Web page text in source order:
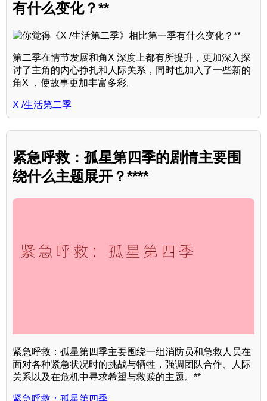
有什么变化？**
第二季在情节发展和角X 深度上都有所提升，更加深入探
讨了主角的内心挣扎和人际关系，同时也加入了一些新的
角X ，使故事更加丰富多彩。
X /生活第二季
紧急呼救：孤星第四季的剧情主要围
绕什么主题展开？****
紧急呼救：孤星第四季主要围绕一组消防员和急救人员在
面对各种紧急状况时的挑战与牺牲，强调团队合作、人际
关系以及在危机中寻求希望与救赎的主题。**